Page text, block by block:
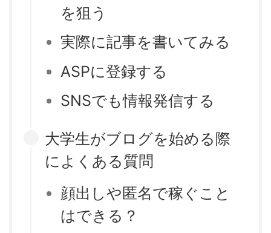
を狙う
実際に記事を書いてみる
ASPに登録する
SNSでも情報発信する
大学生がブログを始める際
によくある質問
顔出しや匿名で稼ぐこと
はできる？